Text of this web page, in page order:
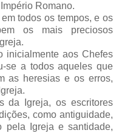
Romano.
todos os tempos, e os
os mais preciosos
inicialmente aos Chefes
se a todos aqueles que
as heresias e os erros,
da Igreja, os escritores
como antiguidade,
pela Igreja e santidade,